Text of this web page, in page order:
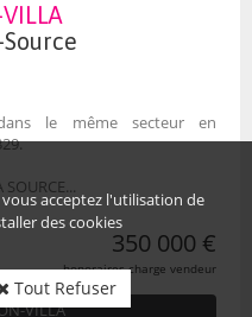
le même secteur en
350 000 €
honoraires charge vendeur
VILLA
acceptez l'utilisation de
des cookies
Tout Refuser